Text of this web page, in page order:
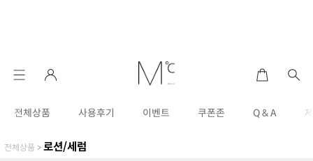
전체상품 사용후기 이벤트 쿠폰존 Q & A
전체상품 > 로션/세럼